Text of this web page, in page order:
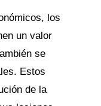
los
un valor
se
Estos
de la